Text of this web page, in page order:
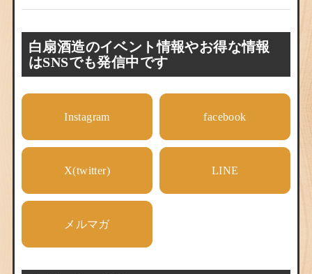
白扇酒造のイベント情報やお得な情報
はSNSでも発信中です
Instagram facebook
X(twitter) LINE
メルマガ